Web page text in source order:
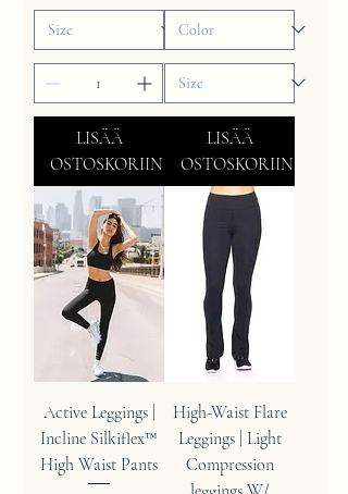
LISÄÄ
OSTOSKORIIN
LISÄÄ
OSTOSKORIIN
Active Leggings |
Incline Silkiflex™
High Waist Pants
High-Waist Flare
Leggings | Light
Compression